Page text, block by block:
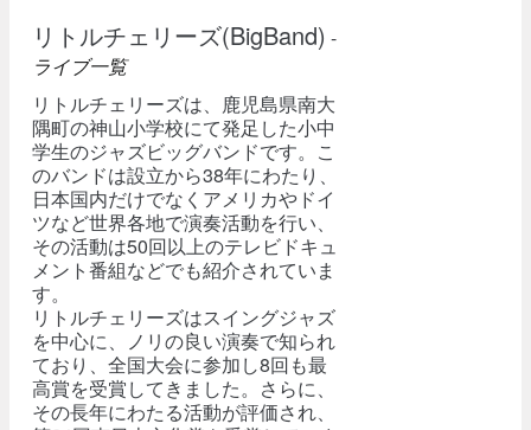
リトルチェリーズ(BigBand) -
ライブ一覧
リトルチェリーズは、鹿児島県南大
隅町の神山小学校にて発足した小中
学生のジャズビッグバンドです。こ
のバンドは設立から38年にわたり、
日本国内だけでなくアメリカやドイ
ツなど世界各地で演奏活動を行い、
その活動は50回以上のテレビドキュ
メント番組などでも紹介されていま
す。
リトルチェリーズはスイングジャズ
を中心に、ノリの良い演奏で知られ
ており、全国大会に参加し8回も最
高賞を受賞してきました。さらに、
その長年にわたる活動が評価され、